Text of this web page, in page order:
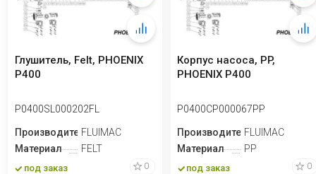
Глушитель, Felt, PHOENIX
P400
P0400SL000202FL
ПроизводительFLUIMAC
Материал
FELT
под заказ 0
Корпус насоса, PP,
PHOENIX P400
P0400CP000067PP
ПроизводительFLUIMAC
Материал
PP
под заказ 0